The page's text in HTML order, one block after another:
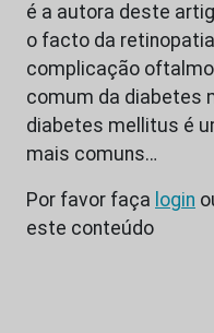
é a autora deste
o facto da
complicação
comum da diabetes
diabetes mellitus é
mais comuns…
Por favor faça login
este conteúdo